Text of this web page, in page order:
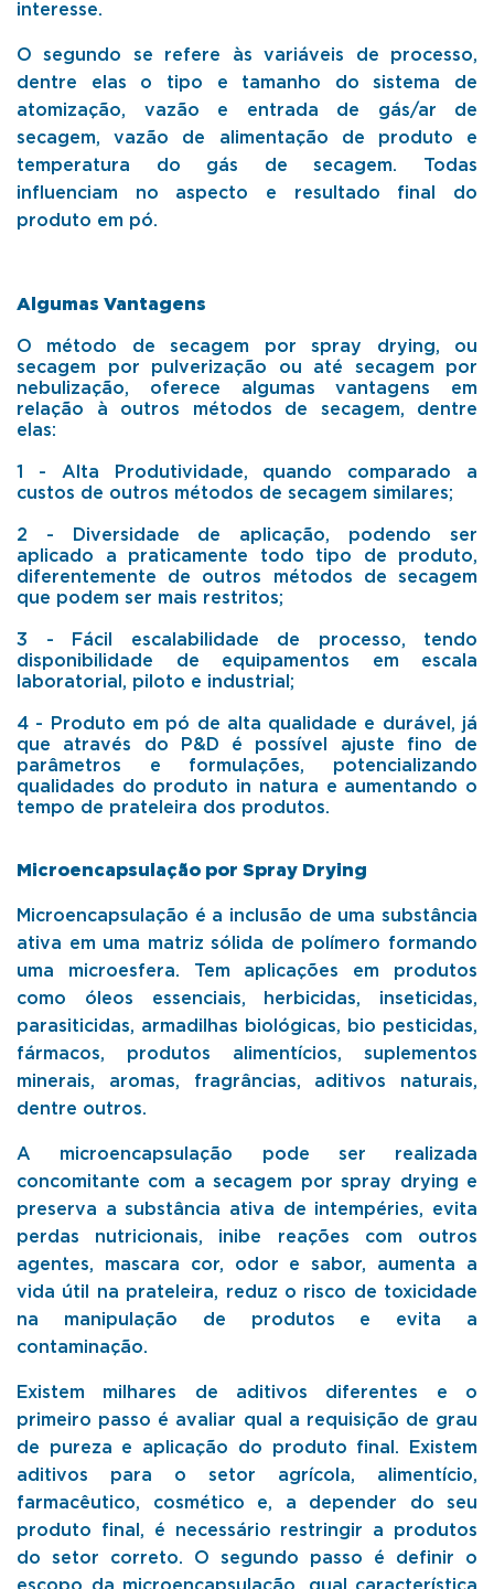
interesse.
O segundo se refere às variáveis de processo,
dentre elas o tipo e tamanho do sistema de
atomização, vazão e entrada de gás/ar de
secagem, vazão de alimentação de produto e
temperatura do gás de secagem. Todas
influenciam no aspecto e resultado final do
produto em pó.
Algumas Vantagens
O método de secagem por spray drying, ou
secagem por pulverização ou até secagem por
nebulização, oferece algumas vantagens em
relação à outros métodos de secagem, dentre
elas:
1 - Alta Produtividade, quando comparado a
custos de outros métodos de secagem similares;
2 - Diversidade de aplicação, podendo ser
aplicado a praticamente todo tipo de produto,
diferentemente de outros métodos de secagem
que podem ser mais restritos;
3 - Fácil escalabilidade de processo, tendo
disponibilidade de equipamentos em escala
laboratorial, piloto e industrial;
4 - Produto em pó de alta qualidade e durável, já
que através do P&D é possível ajuste fino de
parâmetros e formulações, potencializando
qualidades do produto in natura e aumentando o
tempo de prateleira dos produtos.
Microencapsulação por Spray Drying
Microencapsulação é a inclusão de uma substância
ativa em uma matriz sólida de polímero formando
uma microesfera. Tem aplicações em produtos
como óleos essenciais, herbicidas, inseticidas,
parasiticidas, armadilhas biológicas, bio pesticidas,
fármacos, produtos alimentícios, suplementos
minerais, aromas, fragrâncias, aditivos naturais,
dentre outros.
A microencapsulação pode ser realizada
concomitante com a secagem por spray drying e
preserva a substância ativa de intempéries, evita
perdas nutricionais, inibe reações com outros
agentes, mascara cor, odor e sabor, aumenta a
vida útil na prateleira, reduz o risco de toxicidade
na manipulação de produtos e evita a
contaminação.
Existem milhares de aditivos diferentes e o
primeiro passo é avaliar qual a requisição de grau
de pureza e aplicação do produto final. Existem
aditivos para o setor agrícola, alimentício,
farmacêutico, cosmético e, a depender do seu
produto final, é necessário restringir a produtos
do setor correto. O segundo passo é definir o